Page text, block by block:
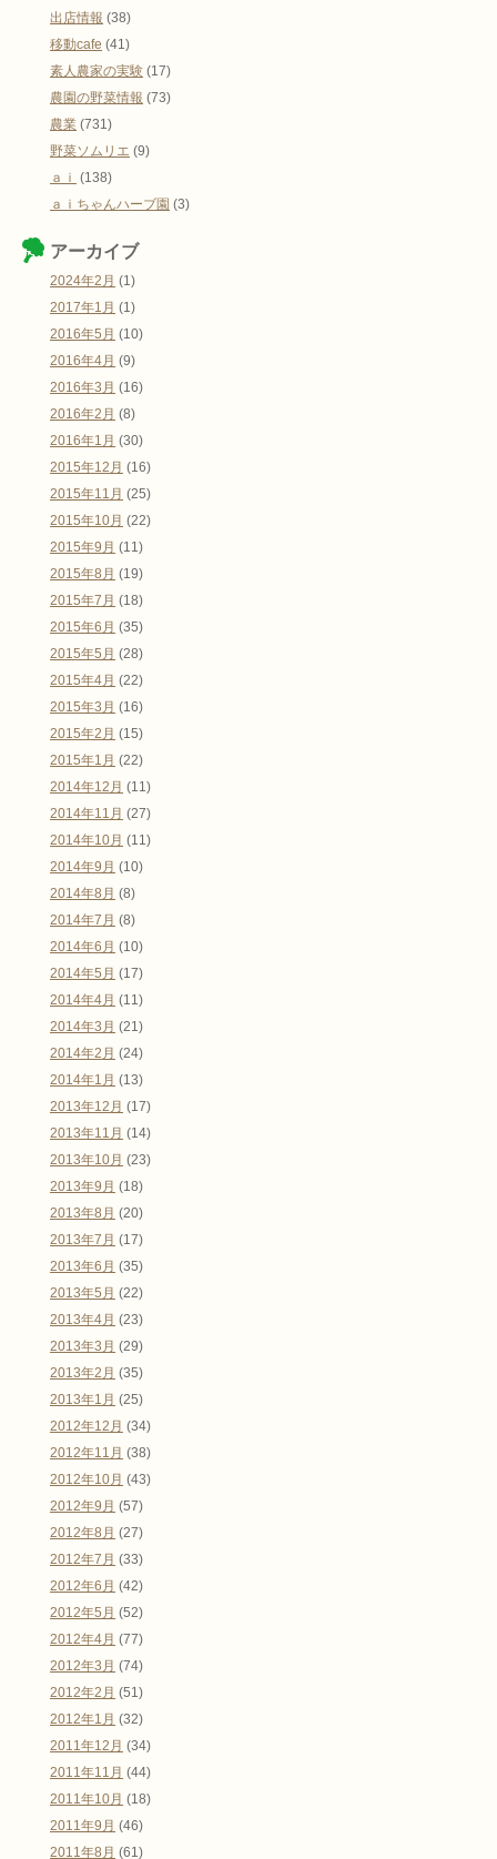
出店情報 (38)
移動cafe (41)
素人農家の実験 (17)
農園の野菜情報 (73)
農業 (731)
野菜ソムリエ (9)
ａｉ (138)
ａｉちゃんハーブ園 (3)
アーカイブ
2024年2月 (1)
2017年1月 (1)
2016年5月 (10)
2016年4月 (9)
2016年3月 (16)
2016年2月 (8)
2016年1月 (30)
2015年12月 (16)
2015年11月 (25)
2015年10月 (22)
2015年9月 (11)
2015年8月 (19)
2015年7月 (18)
2015年6月 (35)
2015年5月 (28)
2015年4月 (22)
2015年3月 (16)
2015年2月 (15)
2015年1月 (22)
2014年12月 (11)
2014年11月 (27)
2014年10月 (11)
2014年9月 (10)
2014年8月 (8)
2014年7月 (8)
2014年6月 (10)
2014年5月 (17)
2014年4月 (11)
2014年3月 (21)
2014年2月 (24)
2014年1月 (13)
2013年12月 (17)
2013年11月 (14)
2013年10月 (23)
2013年9月 (18)
2013年8月 (20)
2013年7月 (17)
2013年6月 (35)
2013年5月 (22)
2013年4月 (23)
2013年3月 (29)
2013年2月 (35)
2013年1月 (25)
2012年12月 (34)
2012年11月 (38)
2012年10月 (43)
2012年9月 (57)
2012年8月 (27)
2012年7月 (33)
2012年6月 (42)
2012年5月 (52)
2012年4月 (77)
2012年3月 (74)
2012年2月 (51)
2012年1月 (32)
2011年12月 (34)
2011年11月 (44)
2011年10月 (18)
2011年9月 (46)
2011年8月 (61)